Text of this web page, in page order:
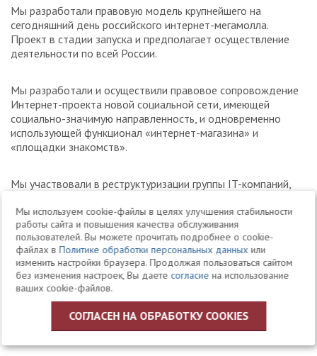
Мы разработали правовую модель крупнейшего на
сегодняшний день российского интернет-мегамолла.
Проект в стадии запуска и предполагает осуществление
деятельности по всей России.
Мы разработали и осуществили правовое сопровождение
Интернет-проекта новой социальной сети, имеющей
социально-значимую направленность, и одновременно
использующей функционал «интернет-магазина» и
«площадки знакомств».
Мы участвовали в реструктуризации группы IT-компаний,
схема взаимодействия внутри компании позволила
минимизировать возможные налоговые и гражданские
риски для всей группы.
Мы разработали и помогли создать новую платежную
систему. Результат – функционирующая и динамично
развивающаяся платежная система, применяющая систему
расчетов посредством электронных денег и электронных
средств платежа.
Мы используем cookie-файлы в целях улучшения стабильности
работы сайта и повышения качества обслуживания
пользователей. Вы можете прочитать подробнее о cookie-
файлах в Политике обработки персональных данныхили
изменить настройки браузера. Продолжая пользоваться сайтом
без изменения настроек, Вы даете согласие на использование
ваших cookie-файлов.
СОГЛАСЕН НА ОБРАБОТКУ COOKIES